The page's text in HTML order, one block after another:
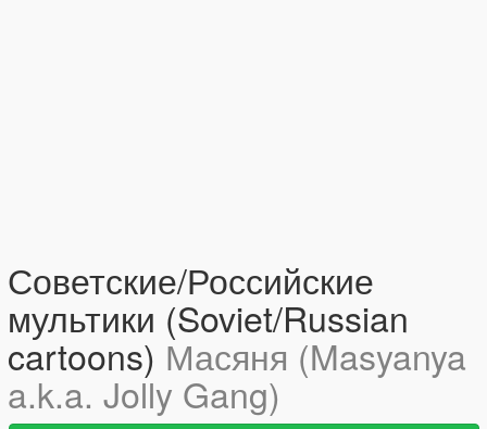
Советские/Российские
мультики (Soviet/Russian
cartoons) Масяня (Masyanya
a.k.a. Jolly Gang)